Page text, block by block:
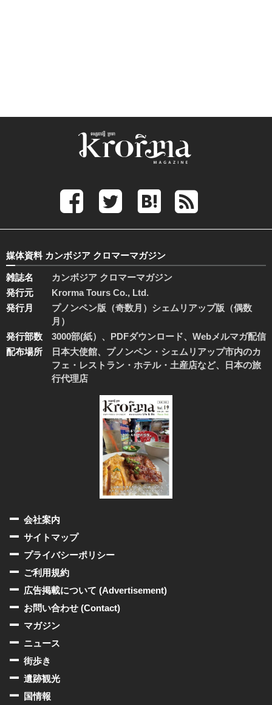
媒体資料 カンボジア クロマーマガジン
雑誌名
カンボジア クロマーマガジン
発行元
Krorma Tours Co., Ltd.
発行月
プノンペン版（奇数月）シェムリアップ版（偶数
月）
発行部数
3000部(紙）、PDFダウンロード、Webメルマガ配信
配布場所
日本大使館、プノンペン・シェムリアップ市内のカ
フェ・レストラン・ホテル・土産店など、日本の旅
行代理店
会社案内
サイトマップ
プライバシーポリシー
ご利用規約
広告掲載について (Advertisement)
お問い合わせ (Contact)
マガジン
ニュース
街歩き
遺跡観光
国情報